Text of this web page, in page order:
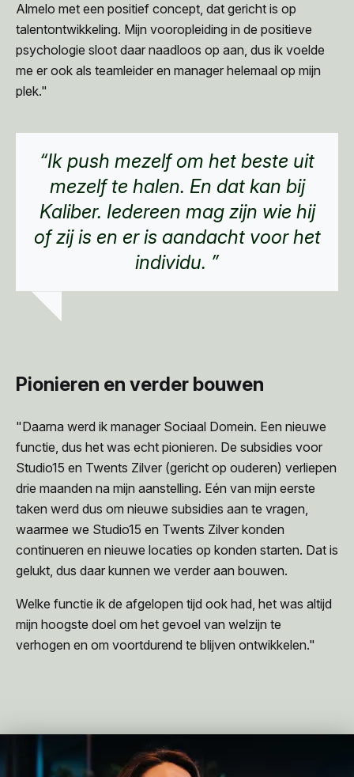
Almelo met een positief concept, dat gericht is op
talentontwikkeling. Mijn vooropleiding in de positieve
psychologie sloot daar naadloos op aan, dus ik voelde
me er ook als teamleider en manager helemaal op mijn
plek."
“Ik push mezelf om het beste uit
mezelf te halen. En dat kan bij
Kaliber. Iedereen mag zijn wie hij
of zij is en er is aandacht voor het
individu. ”
Pionieren en verder bouwen
"Daarna werd ik manager Sociaal Domein. Een nieuwe
functie, dus het was echt pionieren. De subsidies voor
Studio15 en Twents Zilver (gericht op ouderen) verliepen
drie maanden na mijn aanstelling. Eén van mijn eerste
taken werd dus om nieuwe subsidies aan te vragen,
waarmee we Studio15 en Twents Zilver konden
continueren en nieuwe locaties op konden starten. Dat is
gelukt, dus daar kunnen we verder aan bouwen.
Welke functie ik de afgelopen tijd ook had, het was altijd
mijn hoogste doel om het gevoel van welzijn te
verhogen en om voortdurend te blijven ontwikkelen."